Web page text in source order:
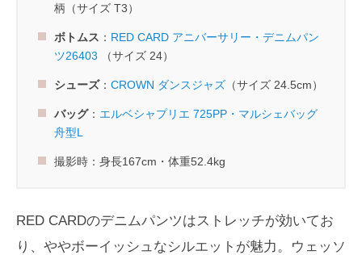
柄（サイズ T3）
ボトムス ： RED CARD アニバーサリー・デニムパン
ツ26403 （サイズ 24）
シューズ： CROWN ダンスジャズ （サイズ 24.5cm）
バッグ： エルベシャプリエ 725PP・マルシェバッグ
舟型L
撮影時：身長167cm・体重52.4kg
RED CARDのデニムパンツはストレッチが効いてお
り、ややボーイッシュなシルエットが魅力。ウェッソ